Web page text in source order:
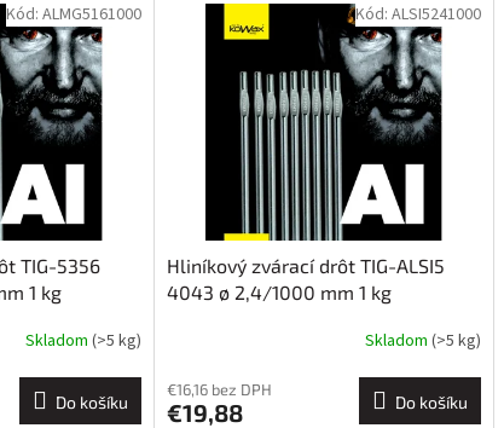
TIG-5356
1 kg
Skladom (>5 kg)
Do košíku
Kód: ALMG5161000
Hliníkový zvárací drôt TIG-ALSI5
4043 ø 2,4/1000 mm 1 kg
Skladom (>5 kg)
€16,16 bez DPH
€19,88 Do košíku
Kód: ALSI5241000